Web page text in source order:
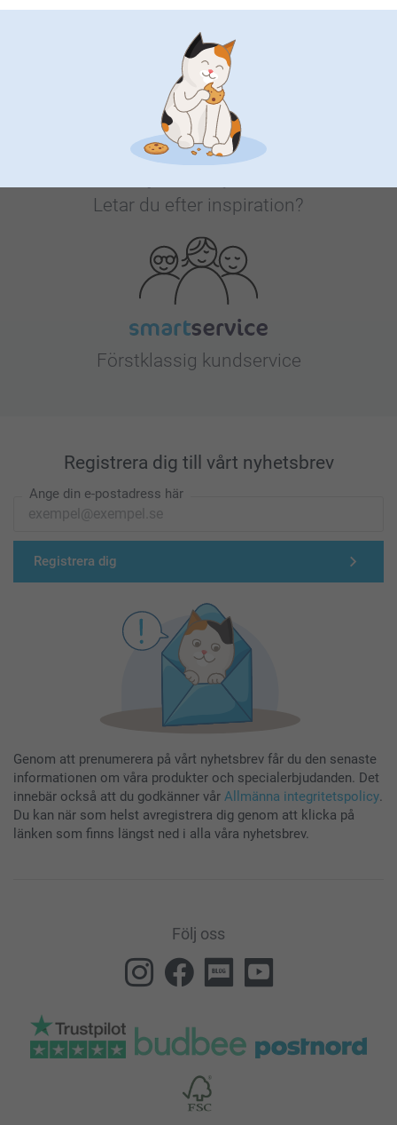
Bonus på alla dina köp
Letar du efter inspiration?
Förstklassig kundservice
Registrera dig till vårt nyhetsbrev
Ange din e-postadress här
Registrera dig
Genom att prenumerera på vårt nyhetsbrev får du den senaste
informationen om våra produkter och specialerbjudanden. Det
innebär också att du godkänner vår Allmänna integritetspolicy.
Du kan när som helst avregistrera dig genom att klicka på
länken som finns längst ned i alla våra nyhetsbrev.
Följ oss